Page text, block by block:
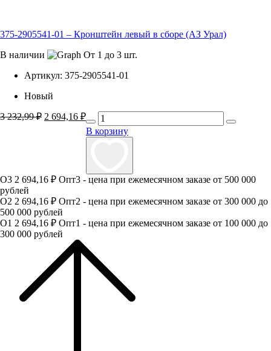
375-2905541-01 – Кронштейн левый в сборе (АЗ Урал)
В наличии
От 1 до 3 шт.
Артикул: 375-2905541-01
Новый
3 232,99₽ Первоначальная
составляла
2 694,16 ₽ Текущая
цена:
2
В корзину
О3 2 694,16 ₽ Опт3 - цена при ежемесячном заказе от 500 000
рублей
О2 2 694,16 ₽ Опт2 - цена при ежемесячном заказе от 300 000 до
500 000 рублей
О1 2 694,16 ₽ Опт1 - цена при ежемесячном заказе от 100 000 до
300 000 рублей